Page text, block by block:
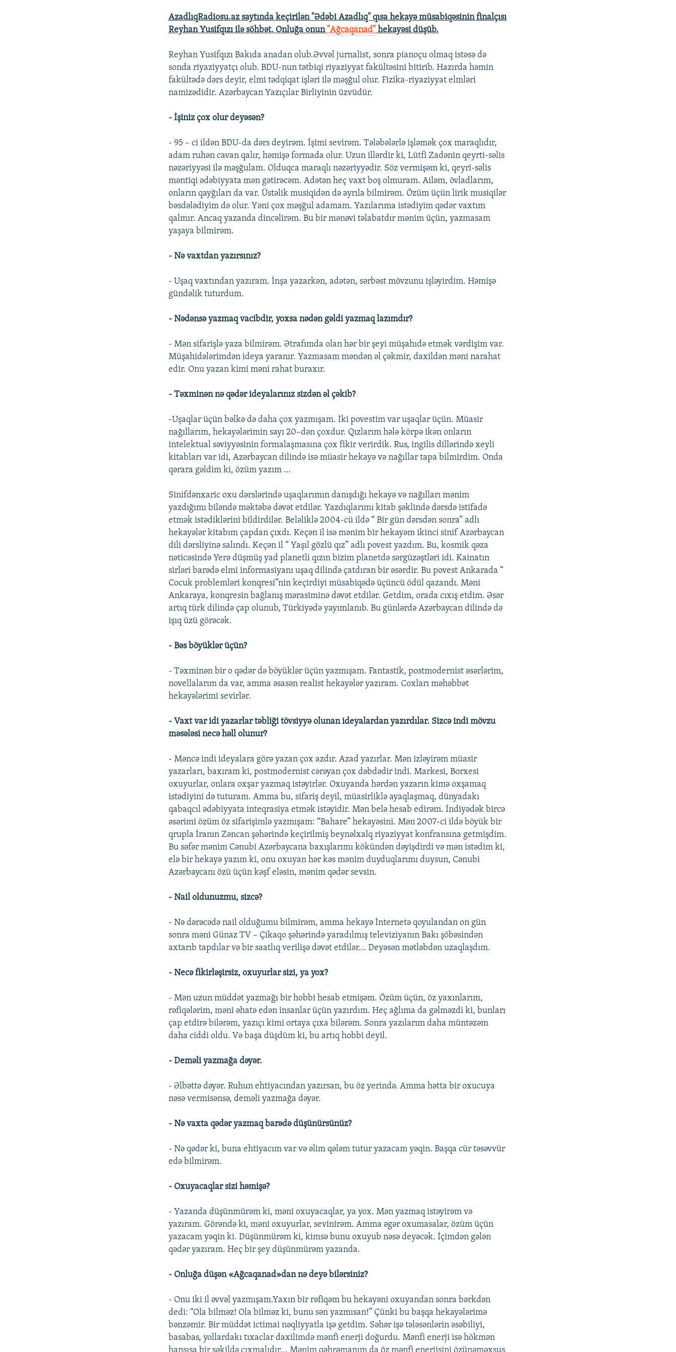
AzadlıqRadiosu.az saytında keçirilən "Ədəbi Azadlıq" qısa hekayə müsabiqəsinin finalçısı
Reyhan Yusifqızı ilə söhbət. Onluğa onun "Ağcaqanad" hekayəsi düşüb.
Reyhan Yusifqızı Bakıda anadan olub.Əvvəl jurnalist, sonra pianoçu olmaq istəsə də
sonda riyaziyyatçı olub. BDU-nun tətbiqi riyaziyyat fakültəsini bitirib. Hazırda həmin
fakültədə dərs deyir, elmi tədqiqat işləri ilə məşğul olur. Fizika-riyaziyyat elmləri
namizədidir. Azərbaycan Yazıçılar Birliyinin üzvüdür.
- İşiniz çox olur deyəsən?
- 95 – ci ildən BDU-da dərs deyirəm. İşimi sevirəm. Tələbələrlə işləmək çox maraqlıdır,
adam ruhən cavan qalır, həmişə formada olur. Uzun illərdir ki, Lütfi Zadənin qeyrti-səlis
nəzəriyyəsi ilə məşğulam. Olduqca maraqlı nəzəriyyədir. Söz vermişəm ki, qeyri-səlis
məntiqi ədəbiyyata mən gətirəcəm. Adətən heç vaxt boş olmuram. Ailəm, övladlarım,
onların qayğıları da var. Üstəlik musiqidən də ayrıla bilmirəm. Özüm üçün lirik musiqilər
bəsdələdiyim də olur. Yəni çox məşğul adamam. Yazılarıma istədiyim qədər vaxtım
qalmır. Ancaq yazanda dincəlirəm. Bu bir mənəvi təlabatdır mənim üçün, yazmasam
yaşaya bilmirəm.
- Nə vaxtdan yazırsınız?
- Uşaq vaxtından yazıram. İnşa yazarkən, adətən, sərbəst mövzunu işləyirdim. Həmişə
gündəlik tuturdum.
- Nədənsə yazmaq vacibdir, yoxsa nədən gəldi yazmaq lazımdır?
- Mən sifarişlə yaza bilmirəm. Ətrafımda olan hər bir şeyi müşahıdə etmək vərdişim var.
Müşahidələrimdən ideya yaranır. Yazmasam məndən əl çəkmir, daxildən məni narahat
edir. Onu yazan kimi məni rahat buraxır.
- Təxminən nə qədər ideyalarınız sizdən əl çəkib?
-Uşaqlar üçün bəlkə də daha çox yazmışam. İki povestim var uşaqlar üçün. Müasir
nağıllarım, hekayələrimin sayı 20–dən çoxdur. Qızlarım hələ körpə ikən onların
intelektual səviyyəsinin formalaşmasına çox fikir verirdik. Rus, ingilis dillərində xeyli
kitabları var idi, Azərbaycan dilində isə müasir hekayə və nağıllar tapa bilmirdim. Onda
qərara gəldim ki, özüm yazım …
Sinifdənxaric oxu dərslərində uşaqlarımın danışdığı hekayə və nağılları mənim
yazdığımı biləndə məktəbə dəvət etdilər. Yazdıqlarımı kitab şəklində dərsdə istifadə
etmək istədiklərini bildirdilər. Beləliklə 2004-cü ildə “ Bir gün dərsdən sonra” adlı
hekayələr kitabım çapdan çıxdı. Keçən il isə mənim bir hekayəm ikinci sinif Azərbaycan
dili dərsliyinə salındı. Keçən il “ Yaşıl gözlü qız” adlı povest yazdım. Bu, kosmik qəza
nəticəsində Yerə düşmüş yad planetli qızın bizim planetdə sərgüzəştləri idi. Kainatın
sirləri barədə elmi informasiyanı uşaq dilində çatdıran bir əsərdir. Bu povest Ankarada “
Cocuk problemləri konqresi”nin keçirdiyi müsabiqədə üçüncü ödül qazandı. Məni
Ankaraya, konqresin bağlanış mərasiminə dəvət etdilər. Getdim, orada cıxış etdim. Əsər
artıq türk dilində çap olunub, Türkiyədə yayımlanıb. Bu günlərdə Azərbaycan dilində də
işıq üzü görəcək.
- Bəs böyüklər üçün?
- Təxminən bir o qədər də böyüklər üçün yazmışam. Fantastik, postmodernist əsərlərim,
novellalarım da var, amma əsasən realist hekayələr yazıram. Coxları məhəbbət
hekayələrimi sevirlər.
- Vaxt var idi yazarlar təbliği tövsiyyə olunan ideyalardan yazırdılar. Sizcə indi mövzu
məsələsi necə həll olunur?
- Məncə indi ideyalara görə yazan çox azdır. Azad yazırlar. Mən izləyirəm müasir
yazarları, baxıram ki, postmodernist cərəyan çox dəbdədir indi. Markesi, Borxesi
oxuyurlar, onlara oxşar yazmaq istəyirlər. Oxuyanda hərdən yazarın kimə oxşamaq
istədiyini də tuturam. Amma bu, sifariş deyil, müasirliklə ayaqlaşmaq, dünyadakı
qabaqcıl ədəbiyyata inteqrasiya etmək istəyidir. Mən belə hesab edirəm. İndiyədək bircə
əsərimi özüm öz sifarişimlə yazmışam: “Bahare” hekayəsini. Mən 2007-ci ildə böyük bir
qrupla İranın Zəncan şəhərində keçirilmiş beynəlxalq riyaziyyat konfransına getmişdim.
Bu səfər mənim Cənubi Azərbaycana baxışlarımı kökündən dəyişdirdi və mən istədim ki,
elə bir hekayə yazım ki, onu oxuyan hər kəs mənim duyduqlarımı duysun, Cənubi
Azərbaycanı özü üçün kəşf eləsin, mənim qədər sevsin.
- Nail oldunuzmu, sizcə?
- Nə dərəcədə nail olduğumu bilmirəm, amma hekayə İnternetə qoyulandan on gün
sonra məni Günaz TV – Çikaqo şəhərində yaradılmış televiziyanın Bakı şöbəsindən
axtarıb tapdılar və bir saatlıq verilişə dəvət etdilər... Deyəsən mətləbdən uzaqlaşdım.
- Necə fikirləşirsiz, oxuyurlar sizi, ya yox?
- Mən uzun müddət yazmağı bir hobbi hesab etmişəm. Özüm üçün, öz yaxınlarım,
rəfiqələrim, məni əhatə edən insanlar üçün yazırdım. Heç ağlıma da gəlməzdi ki, bunları
çap etdirə bilərəm, yazıçı kimi ortaya çıxa bilərəm. Sonra yazılarım daha müntəzəm
daha ciddi oldu. Və başa düşdüm ki, bu artıq hobbi deyil.
- Deməli yazmağa dəyər.
- Əlbəttə dəyər. Ruhun ehtiyacından yazırsan, bu öz yerində. Amma hətta bir oxucuya
nəsə vermisənsə, deməli yazmağa dəyər.
- Nə vaxta qədər yazmaq barədə düşünürsünüz?
- Nə qədər ki, buna ehtiyacım var və əlim qələm tutur yazacam yəqin. Başqa cür təsəvvür
edə bilmirəm.
- Oxuyacaqlar sizi həmişə?
- Yazanda düşünmürəm ki, məni oxuyacaqlar, ya yox. Mən yazmaq istəyirəm və
yazıram. Görəndə ki, məni oxuyurlar, sevinirəm. Amma əgər oxumasalar, özüm üçün
yazacam yəqin ki. Düşünmürəm ki, kimsə bunu oxuyub nəsə deyəcək. İçimdən gələn
qədər yazıram. Heç bir şey düşünmürəm yazanda.
- Onluğa düşən «Ağcaqanad»dan nə deyə bilərsiniz?
- Onu iki il əvvəl yazmışam.Yaxın bir rəfiqəm bu hekayəni oxuyandan sonra bərkdən
dedi: “Ola bilməz! Ola bilməz ki, bunu sən yazmısan!” Çünki bu başqa hekayələrimə
bənzəmir. Bir müddət ictimai nəqliyyatla işə getdim. Səhər işə tələsənlərin əsəbiliyi,
basabas, yollardakı tıxaclar daxilimdə mənfi enerji doğurdu. Mənfi enerji isə hökmən